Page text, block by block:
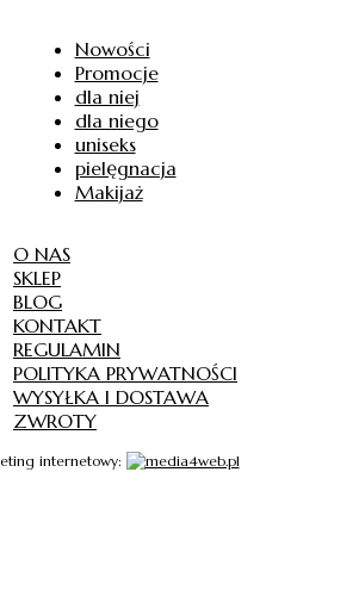
Nowości
Promocje
dla niej
dla niego
uniseks
pielęgnacja
Makijaż
O NAS
SKLEP
BLOG
KONTAKT
REGULAMIN
POLITYKA PRYWATNOŚCI
WYSYŁKA I DOSTAWA
ZWROTY
internetowy: